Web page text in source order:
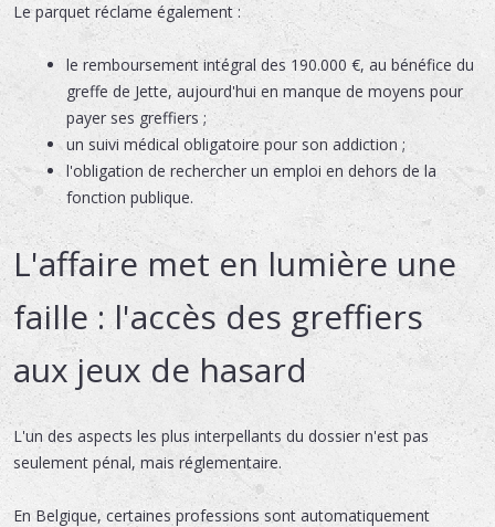
Le parquet réclame également :
le remboursement intégral des 190.000 €, au bénéfice du
greffe de Jette, aujourd'hui en manque de moyens pour
payer ses greffiers ;
un suivi médical obligatoire pour son addiction ;
l'obligation de rechercher un emploi en dehors de la
fonction publique.
L'affaire met en lumière une
faille : l'accès des greffiers
aux jeux de hasard
L'un des aspects les plus interpellants du dossier n'est pas
seulement pénal, mais réglementaire.
En Belgique, certaines professions sont automatiquement